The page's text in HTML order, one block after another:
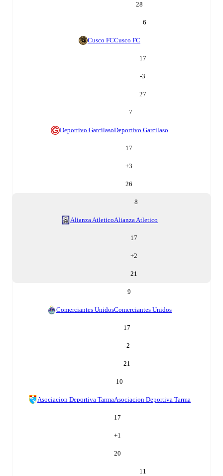
28
6
Cusco FCCusco FC
17
-3
27
7
Deportivo GarcilasoDeportivo Garcilaso
17
+3
26
8
Alianza AtleticoAlianza Atletico
17
+2
21
9
Comerciantes UnidosComerciantes Unidos
17
-2
21
10
Asociacion Deportiva TarmaAsociacion Deportiva Tarma
17
+1
20
11